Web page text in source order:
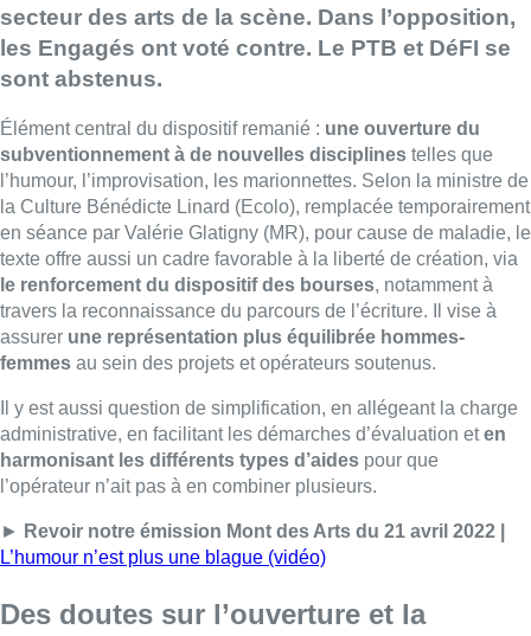
secteur des arts de la scène. Dans l’opposition,
les Engagés ont voté contre. Le PTB et DéFI se
sont abstenus.
Élément central du dispositif remanié : une ouverture du
subventionnement à de nouvelles disciplines telles que
l’humour, l’improvisation, les marionnettes. Selon la ministre de
la Culture Bénédicte Linard (Ecolo), remplacée temporairement
en séance par Valérie Glatigny (MR), pour cause de maladie, le
texte offre aussi un cadre favorable à la liberté de création, via
le renforcement du dispositif des bourses, notamment à
travers la reconnaissance du parcours de l’écriture. Il vise à
assurer une représentation plus équilibrée hommes-
femmes au sein des projets et opérateurs soutenus.
Il y est aussi question de simplification, en allégeant la charge
administrative, en facilitant les démarches d’évaluation eten
harmonisant les différents types d’aides pour que
l’opérateur n’ait pas à en combiner plusieurs.
►
Revoir notre émission Mont des Arts du 21 avril 2022 |
L’humour n’est plus une blague (vidéo)
Des doutes sur l’ouverture et la